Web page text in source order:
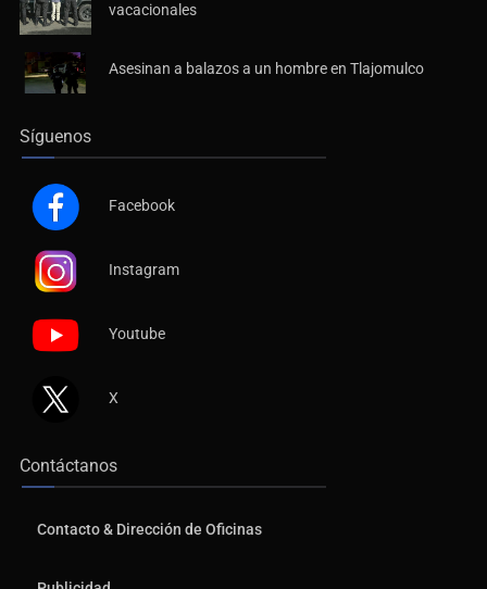
vacacionales
Asesinan a balazos a un hombre en Tlajomulco
Síguenos
Facebook
Instagram
Youtube
X
Contáctanos
Contacto & Dirección de Oficinas